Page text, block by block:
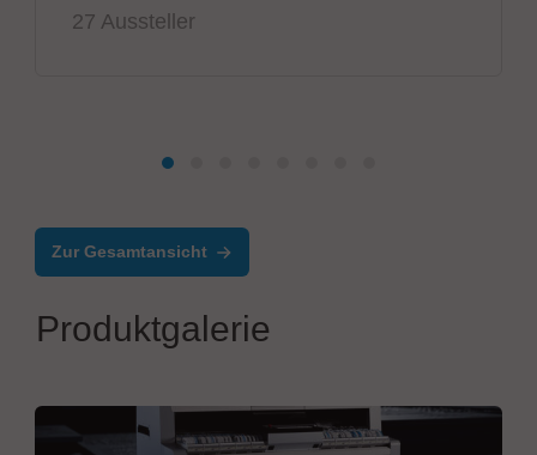
27 Aussteller
Zur Gesamtansicht
Produktgalerie